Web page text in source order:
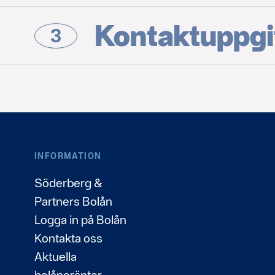
3
INFORMATION
Söderberg &
Partners Bolån
Logga in på Bolån
Kontakta oss
Aktuella